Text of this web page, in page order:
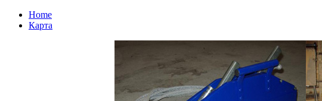
Home
Карта